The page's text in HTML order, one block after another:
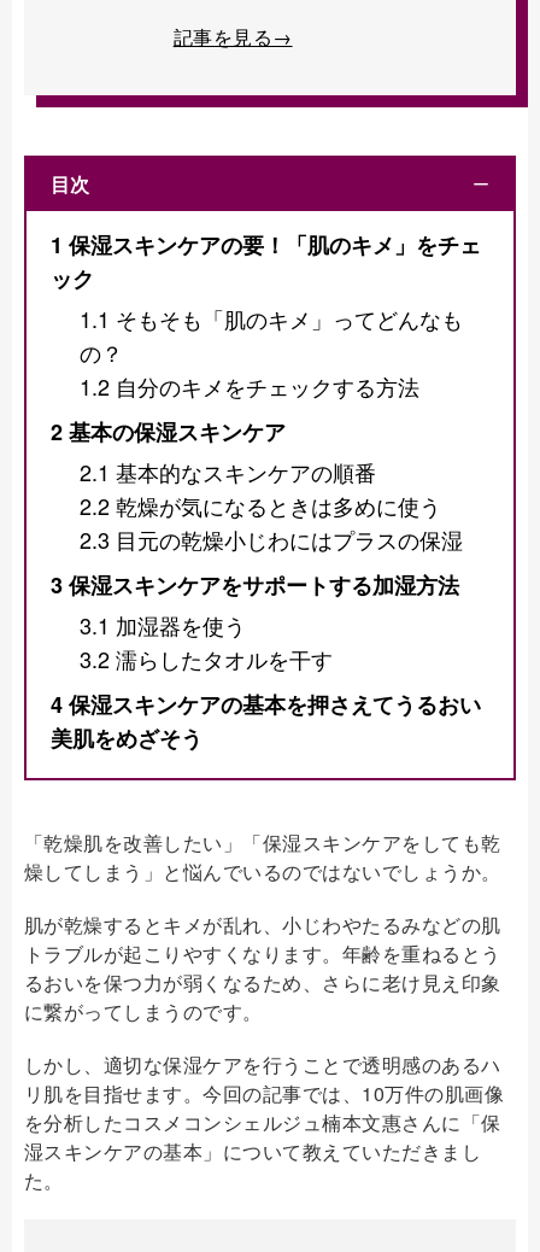
記事を見る→
目次 ー
1 保湿スキンケアの要！「肌のキメ」をチェ
ック
1.1 そもそも「肌のキメ」ってどんなも
の？
1.2 自分のキメをチェックする方法
2基本の保湿スキンケア
2.1 基本的なスキンケアの順番
2.2乾燥が気になるときは多めに使う
2.3 目元の乾燥小じわにはプラスの保湿
3保湿スキンケアをサポートする加湿方法
3.1 加湿器を使う
3.2濡らしたタオルを干す
4保湿スキンケアの基本を押さえてうるおい
美肌をめざそう
「乾燥肌を改善したい」「保湿スキンケアをしても乾
燥してしまう」と悩んでいるのではないでしょうか。
肌が乾燥するとキメが乱れ、小じわやたるみなどの肌
トラブルが起こりやすくなります。年齢を重ねるとう
るおいを保つ力が弱くなるため、さらに老け見え印象
に繋がってしまうのです。
しかし、適切な保湿ケアを行うことで透明感のあるハ
リ肌を目指せます。今回の記事では、10万件の肌画像
を分析したコスメコンシェルジュ楠本文惠さんに「保
湿スキンケアの基本」について教えていただきまし
た。